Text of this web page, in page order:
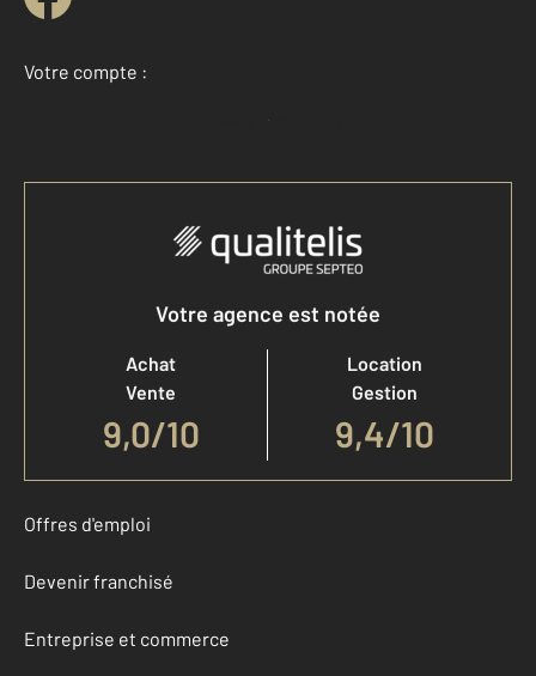
Votre compte :
Accéder à mon compte
Votre agence est notée
Achat
Vente
9,0/10
Location
Gestion
9,4/10
Offres d'emploi
Devenir franchisé
Entreprise et commerce